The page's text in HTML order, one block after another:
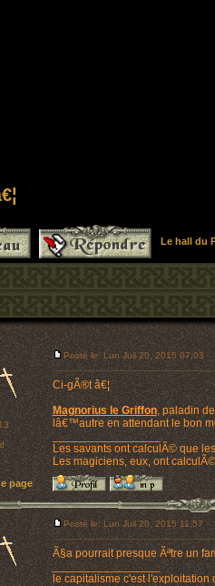
Le hall du
Posté le: Lun Juil 20, 2015 07:03
Ci-gÃ®t â€¦
Magnorius le Griffon, paladin
lâ€™autre en attendant le bon
_________________
Les savants ont calculÃ© que
Les magiciens, eux, ont
page
Posté le: Lun Juil 20, 2015 11:57
Ã§a pourrait presque Ãªtre un
_________________
le capitalisme c'est